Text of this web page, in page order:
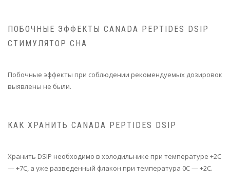
ПОБОЧНЫЕ ЭФФЕКТЫ CANADA PEPTIDES DSIP
СТИМУЛЯТОР СНА
Побочные эффекты при соблюдении рекомендуемых дозировок
выявлены не были.
КАК ХРАНИТЬ CANADA PEPTIDES DSIP
Хранить DSIP необходимо в холодильнике при температуре +2С
— +7С, а уже разведенный флакон при температура 0С — +2С.